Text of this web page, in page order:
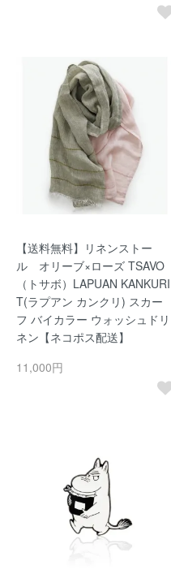
【送料無料】リネンストー
ル オリーブ×ローズ TSAVO
（トサボ）LAPUAN KANKURI
T(ラプアン カンクリ) スカー
フ バイカラー ウォッシュドリ
ネン【ネコポス配送】
11,000円